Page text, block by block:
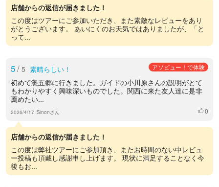
店舗からの返信が届きました！
この度はツアーにご参加いただき、また素敵なレビューをあり
がとうございます。 あいにくのお天気ではありましたが、「と
って...
5/ 5 素晴らしい！ アソビュー！で体験
初めて灘五郷に行きました。ガイドの小川原さんの説明がとて
もわかりやすく興味深いものでした。関西に来た友人達に是非
薦めたい...
2026/4/17 Sinonさん いいね
0
店舗からの返信が届きました！
この度は弊社ツアーにご参加頂き、またお時間のない中レビュ
ー投稿も頂戴し感謝申し上げます。 現状に満足することなく今
後もお...